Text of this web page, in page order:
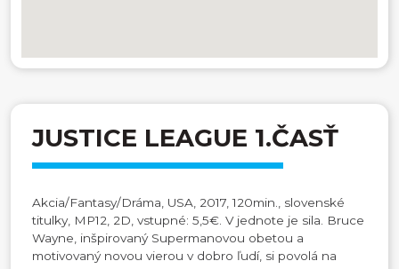
JUSTICE LEAGUE 1.ČASŤ
Akcia/Fantasy/Dráma, USA, 2017, 120min., slovenské
titulky, MP12, 2D, vstupné: 5,5€. V jednote je sila. Bruce
Wayne, inšpirovaný Supermanovou obetou a
motivovaný novou vierou v dobro ľudí, si povolá na